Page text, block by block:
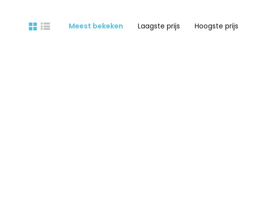
Meest bekeken Laagste prijs Hoogste prijs